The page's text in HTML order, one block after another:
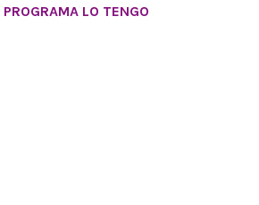
PROGRAMA LO TENGO